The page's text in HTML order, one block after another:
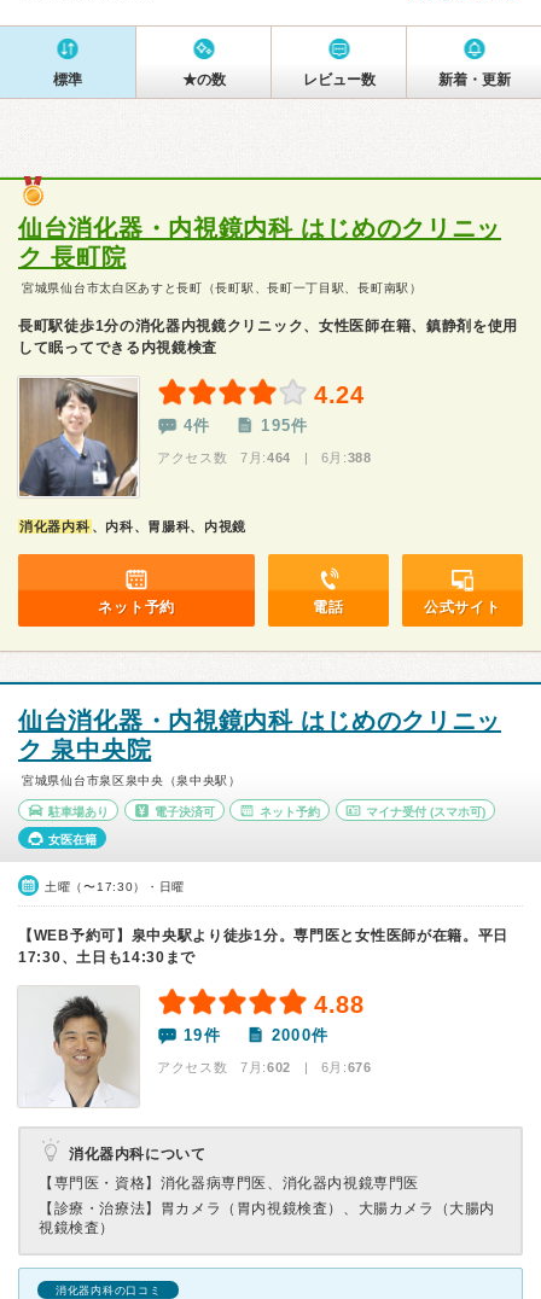
標準 ★の数 レビュー数 新着・更新
仙台消化器・内視鏡内科 はじめのクリニッ
ク 長町院
宮城県仙台市太白区あすと長町（長町駅、長町一丁目駅、長町南駅）
長町駅徒歩1分の消化器内視鏡クリニック、女性医師在籍、鎮静剤を使用
して眠ってできる内視鏡検査
4.24
4件 195件
アクセス数 7月:464 | 6月:388
消化器内科 、内科、胃腸科、内視鏡
ネット予約 電話 公式サイト
仙台消化器・内視鏡内科 はじめのクリニッ
ク 泉中央院
宮城県仙台市泉区泉中央（泉中央駅）
駐車場あり 電子決済可 ネット予約 マイナ受付 (スマホ可)
女医在籍
土曜（〜17:30）・日曜
【WEB予約可】泉中央駅より徒歩1分。専門医と女性医師が在籍。平日
17:30、土日も14:30まで
4.88
19件 2000件
アクセス数 7月:602 | 6月:676
消化器内科について
【専門医・資格】 消化器病専門医、消化器内視鏡専門医
【診療・治療法】 胃カメラ（胃内視鏡検査）、大腸カメラ（大腸内
視鏡検査）
消化器内科の口コミ